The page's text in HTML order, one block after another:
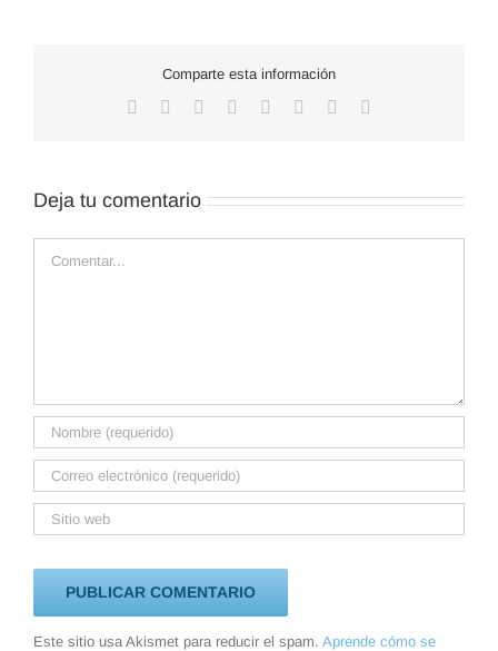
Comparte esta información
Facebook Reddit LinkedInWhatsApp
TumblrPinterest
Deja tu comentario
Este sitio usa Akismet para reducir el spam. Aprende cómo se